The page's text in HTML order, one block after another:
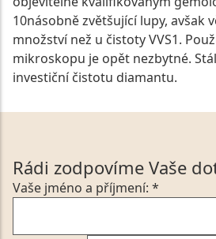
10násobně zvětšující lupy, avšak
množství než u čistoty VVS1.
mikroskopu je opět nezbytné.
investiční čistotu diamantu.
Rádi zodpovíme Vaše
Vaše jméno a příjmení: *